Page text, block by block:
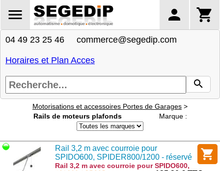
04 49 23 25 46 commerce@segedip.com
Horaires et Plan Acces
Motorisations et accessoires Portes de Garages >
Rails de moteurs plafondsMarque :
Rail 3,2 m avec courroie pour
SPIDO600, SPIDER800/1200 - réservé
vente en local
Rail 3,2 m avec courroie pour SPIDO600,